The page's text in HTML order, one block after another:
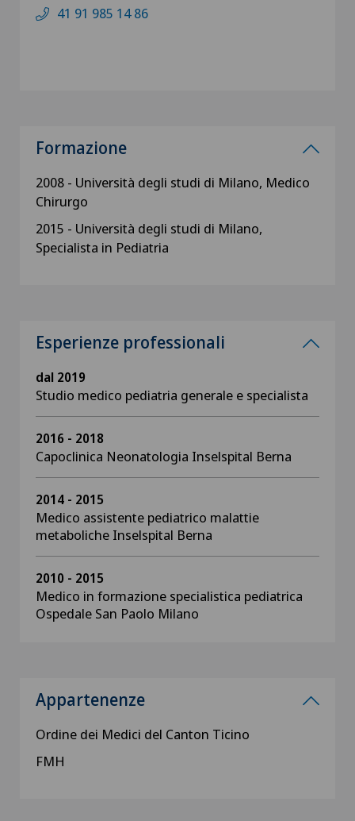
41 91 985 14 86
Formazione
2008 - Università degli studi di Milano, Medico
Chirurgo
2015 - Università degli studi di Milano,
Specialista in Pediatria
Esperienze professionali
dal 2019
Studio medico pediatria generale e specialista
2016 - 2018
Capoclinica Neonatologia Inselspital Berna
2014 - 2015
Medico assistente pediatrico malattie
metaboliche Inselspital Berna
2010 - 2015
Medico in formazione specialistica pediatrica
Ospedale San Paolo Milano
Appartenenze
Ordine dei Medici del Canton Ticino
FMH